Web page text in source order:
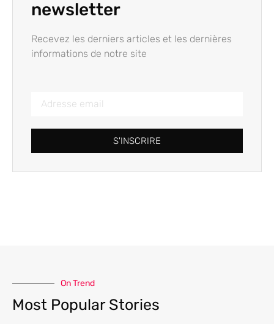
newsletter
Recevez les derniers articles et les dernières
informations de notre site
S'INSCRIRE
On Trend
Most Popular Stories